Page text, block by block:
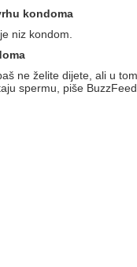
kondoma
niz kondom.
ne želite dijete, ali u
spermu, piše